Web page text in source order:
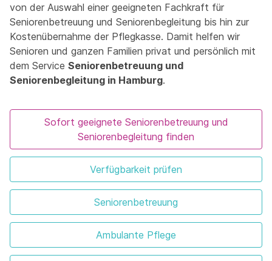
von der Auswahl einer geeigneten Fachkraft für
Seniorenbetreuung und Seniorenbegleitung bis hin zur
Kostenübernahme der Pflegkasse. Damit helfen wir
Senioren und ganzen Familien privat und persönlich mit
dem Service Seniorenbetreuung und
Seniorenbegleitung in Hamburg.
Sofort geeignete Seniorenbetreuung und
Seniorenbegleitung finden
Verfügbarkeit prüfen
Seniorenbetreuung
Ambulante Pflege